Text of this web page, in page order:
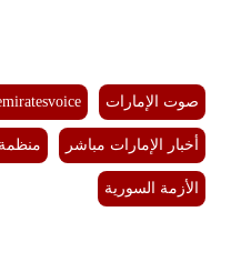
صوت الإمارات
أخبار الإمارات مباشر منظمة
الأزمة السورية